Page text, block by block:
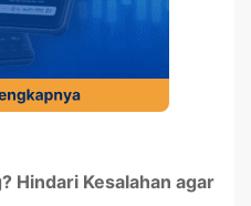
Hindari Kesalahan agar